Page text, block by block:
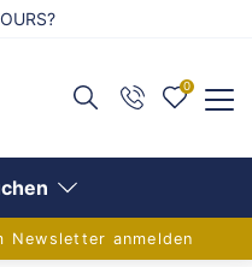
0
anmelden